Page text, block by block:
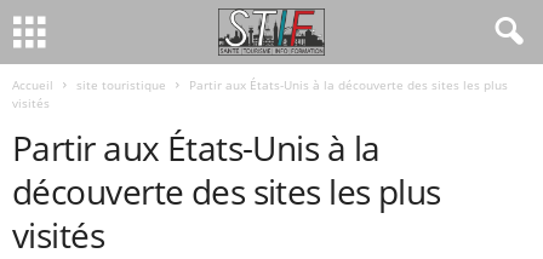
Accueil site touristique
Partir aux États-Unis à la découverte des sites les plus
visités
Partir aux États-Unis à la
découverte des sites les plus
visités